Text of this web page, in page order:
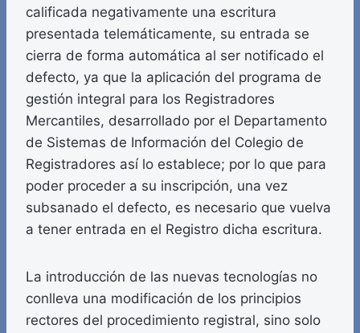
calificada negativamente una escritura
presentada telemáticamente, su entrada se
cierra de forma automática al ser notificado el
defecto, ya que la aplicación del programa de
gestión integral para los Registradores
Mercantiles, desarrollado por el Departamento
de Sistemas de Información del Colegio de
Registradores así lo establece; por lo que para
poder proceder a su inscripción, una vez
subsanado el defecto, es necesario que vuelva
a tener entrada en el Registro dicha escritura.
La introducción de las nuevas tecnologías no
conlleva una modificación de los principios
rectores del procedimiento registral, sino solo